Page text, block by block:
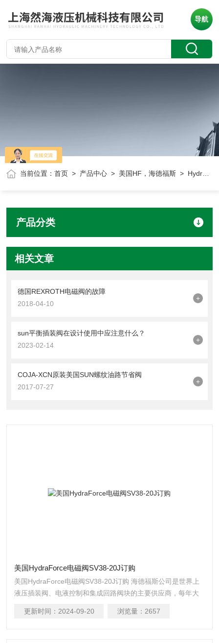
导航
当前位置：首页 > 产品中心 > 美国HF，海德福斯 > HydraForce电磁阀
产品分类
相关文章
德国REXROTH电磁阀的故障
2018-04-10
+
sun平衡插装阀在设计使用中应注意什么？
2023-02-14
+
COJA-XCN原装美国SUN螺纹油路节省阀
2017-07-27
+
美国HydraForce电磁阀SV38-20J订购
美国HydraForce电磁阀SV38-20J订购 海德福斯公司是世界上
液压插装阀、电液控制和集成回路阀块的主要供应商，每年大
更新时间： 2024-09-20 浏览量： 2657